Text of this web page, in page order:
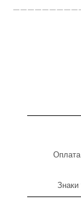
Оплата
Знаки